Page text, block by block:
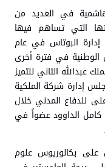
في العديد من
التي تساهم فيها
البوتاس في عام
الوطنية في فترة أخرى
عبدالله الثاني للتميز
- 2019 ، وعضو مجلس إدارة شركة الملكية
الأعلى للدفاع المدني خلال
الداوود عضواً في
بكالوريوس علوم